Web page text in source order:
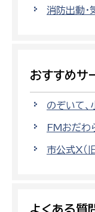
消防出動・
おすすめサ
のぞいて
FMおだ
市公式X
よくある質